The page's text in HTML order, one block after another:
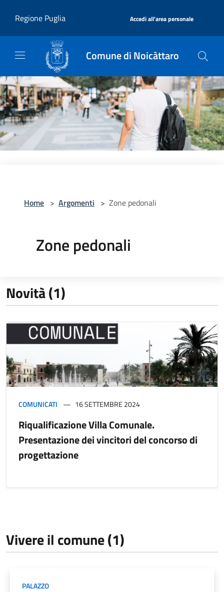
Regione Puglia
Accedi all'area personale
Comune di Noicàttaro
Home > Argomenti > Zone pedonali
Zone pedonali
Novità (1)
COMUNICATI 16 SETTEMBRE 2024
Riqualificazione Villa Comunale.
Presentazione dei vincitori del concorso di
progettazione
Vivere il comune (1)
PALAZZO